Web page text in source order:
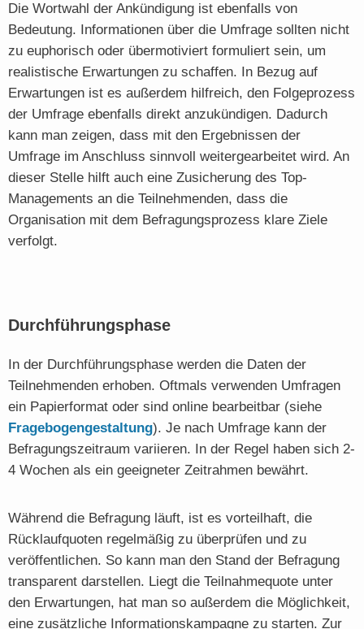
Die Wortwahl der Ankündigung ist ebenfalls von
Bedeutung. Informationen über die Umfrage sollten nicht
zu euphorisch oder übermotiviert formuliert sein, um
realistische Erwartungen zu schaffen. In Bezug auf
Erwartungen ist es außerdem hilfreich, den Folgeprozess
der Umfrage ebenfalls direkt anzukündigen. Dadurch
kann man zeigen, dass mit den Ergebnissen der
Umfrage im Anschluss sinnvoll weitergearbeitet wird. An
dieser Stelle hilft auch eine Zusicherung des Top-
Managements an die Teilnehmenden, dass die
Organisation mit dem Befragungsprozess klare Ziele
verfolgt.
Durchführungsphase
In der Durchführungsphase werden die Daten der
Teilnehmenden erhoben. Oftmals verwenden Umfragen
ein Papierformat oder sind online bearbeitbar (siehe
Fragebogengestaltung). Je nach Umfrage kann der
Befragungszeitraum variieren. In der Regel haben sich 2-
4 Wochen als ein geeigneter Zeitrahmen bewährt.
Während die Befragung läuft, ist es vorteilhaft, die
Rücklaufquoten regelmäßig zu überprüfen und zu
veröffentlichen. So kann man den Stand der Befragung
transparent darstellen. Liegt die Teilnahmequote unter
den Erwartungen, hat man so außerdem die Möglichkeit,
eine zusätzliche Informationskampagne zu starten. Zur